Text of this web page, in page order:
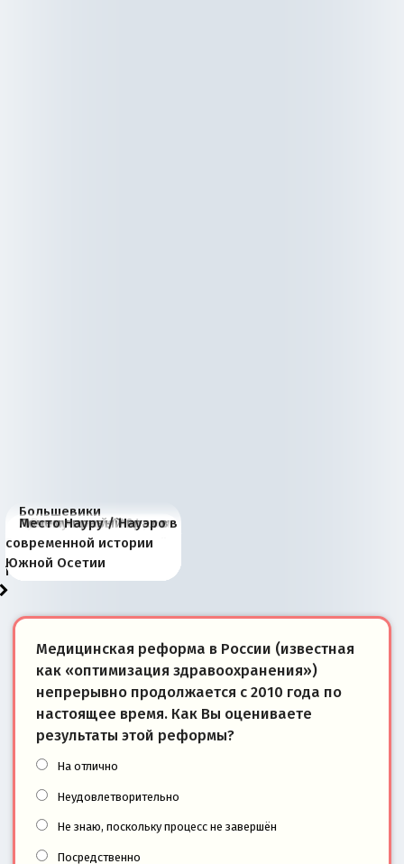
Большевики
отличаются от «Яблока»
тем, что они -
победители
Киевская марионетка
Запада рассказала о
«переобувании» хозяев
В России назрели
перемены: 15 шагов к
суверенной экономике
Миграционный пожар
Европы
Россия начинает
сбрасывать балласт
Анкориджа
Россия зимой 1904
года: первые уступки во
внутренней политике
Русская нация вчера и
сегодня
Почему правый крах в
Варшаве не поможет её
отношениям с Россией?
Место Науру / Науэро в
современной истории
Южной Осетии
Медицинская реформа в России (известная
как «оптимизация здравоохранения»)
непрерывно продолжается с 2010 года по
настоящее время. Как Вы оцениваете
результаты этой реформы?
На отлично
Неудовлетворительно
Не знаю, поскольку процесс не завершён
Посредственно